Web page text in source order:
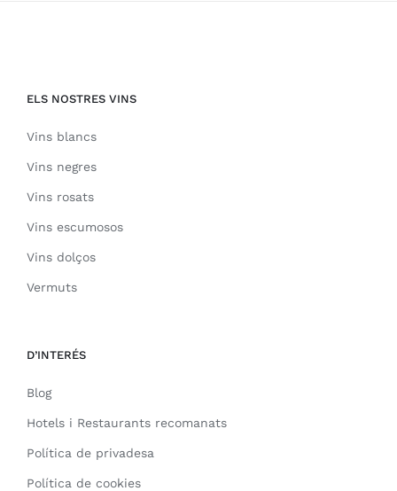
ELS NOSTRES VINS
Vins blancs
Vins negres
Vins rosats
Vins escumosos
Vins dolços
Vermuts
D’INTERÉS
Blog
Hotels i Restaurants recomanats
Política de privadesa
Política de cookies